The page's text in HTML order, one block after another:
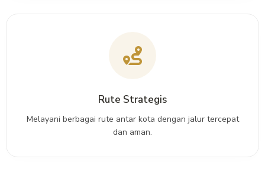
Rute Strategis
Melayani berbagai rute antar kota dengan jalur tercepat
dan aman.